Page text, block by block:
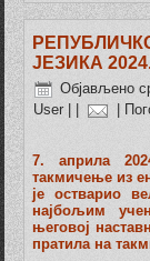
ЈЕЗИКА
Објављено
User| |
7. априла
такмичење из
је остварио
најбољим
његовој
пратила на